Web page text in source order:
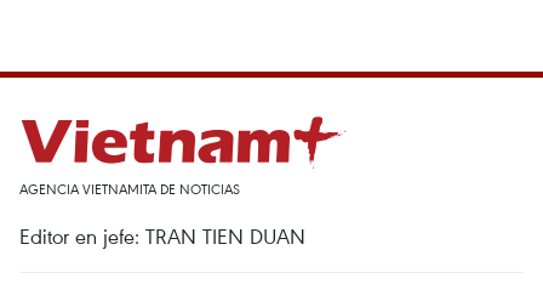
AGENCIA VIETNAMITA DE NOTICIAS
Editor en jefe: TRAN TIEN DUAN